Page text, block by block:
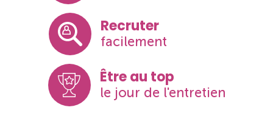
Recruter
facilement
Être au top
le jour de l'entretien